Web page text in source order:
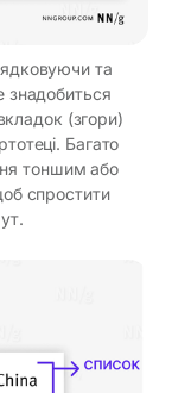
знадобиться
(згори)
Багато
тоншим або
спростити